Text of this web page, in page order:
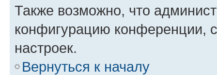
Также возможно, что
конфигурацию конференции,
настроек.
Вернуться к началу